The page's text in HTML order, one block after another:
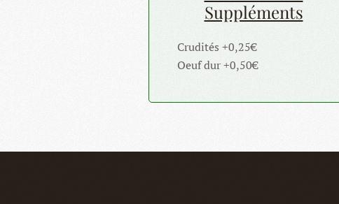
Suppléments
Crudités +0,25€
Oeuf dur +0,50€